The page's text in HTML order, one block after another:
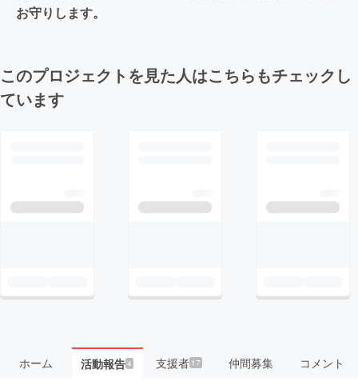
お守りします。
このプロジェクトを見た人はこちらもチェックし
ています
ホーム 活動報告4 支援者 17 仲間募集 コメント